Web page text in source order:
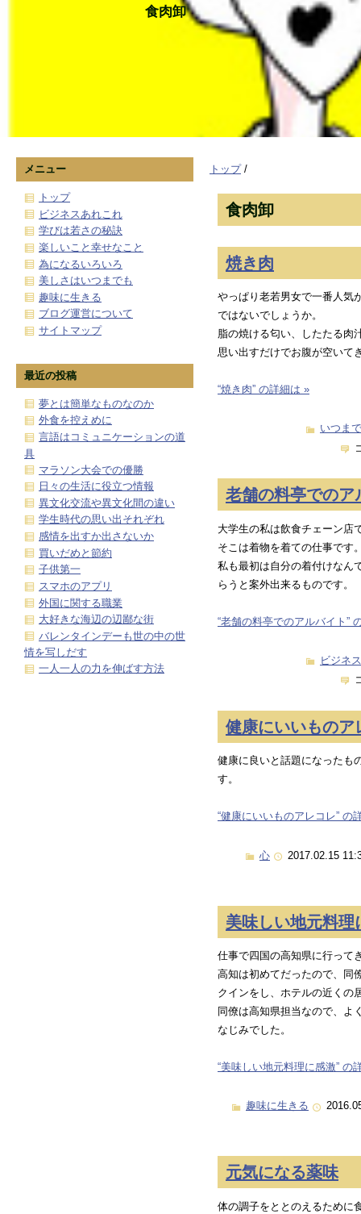
食肉卸
トップ/
食肉卸
焼き肉
やっぱり老若男女で一番人気
ではないでしょうか。
脂の焼ける匂い、したたる肉
思い出すだけでお腹が空いて
“焼き肉” の詳細は »
いつま
老舗の料亭でのア
大学生の私は飲食チェーン店
そこは着物を着ての仕事です
私も最初は自分の着付けなん
らうと案外出来るものです。
“老舗の料亭でのアルバイト”
ビジネ
健康にいいものア
健康に良いと話題になったも
す。
“健康にいいものアレコレ” の
心 2017.02.15
美味しい地元料理
仕事で四国の高知県に行って
高知は初めてだったので、同
クインをし、ホテルの近くの
同僚は高知県担当なので、よ
なじみでした。
“美味しい地元料理に感激” の
趣味に生きる
元気になる薬味
体の調子をととのえるために
メニュー
トップ
ビジネスあれこれ
学びは若さの秘訣
楽しいこと幸せなこと
為になるいろいろ
美しさはいつまでも
趣味に生きる
ブログ運営について
サイトマップ
最近の投稿
夢とは簡単なものなのか
外食を控えめに
言語はコミュニケーションの道
具
マラソン大会での優勝
日々の生活に役立つ情報
異文化交流や異文化間の違い
学生時代の思い出それぞれ
感情を出すか出さないか
買いだめと節約
子供第一
スマホのアプリ
外国に関する職業
大好きな海辺の辺鄙な街
バレンタインデーも世の中の世
情を写しだす
一人一人の力を伸ばす方法